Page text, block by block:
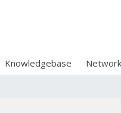
Knowledgebase